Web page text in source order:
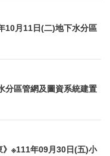
10月11日(二)地下水分區
分區管網及圖資系統建置
》※111年09月30日(五)小